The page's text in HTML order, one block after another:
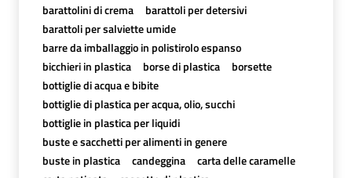
barattolini di crema
barattoli per detersivi
barattoli per salviette umide
barre da imballaggio in polistirolo espanso
bicchieri in plastica
borse di plastica
borsette
bottiglie di acqua e bibite
bottiglie di plastica per acqua, olio, succhi
bottiglie in plastica per liquidi
buste e sacchetti per alimenti in genere
buste in plastica
candeggina
carta delle caramelle